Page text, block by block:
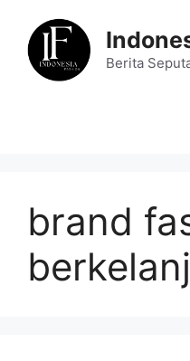
content
Berita
brand